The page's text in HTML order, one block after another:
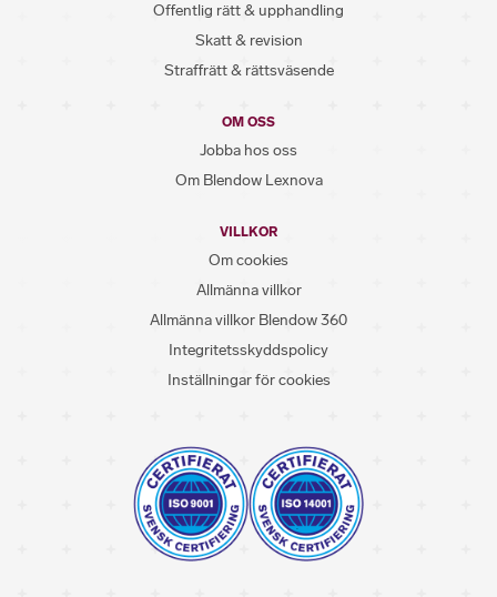
Offentlig rätt & upphandling
Skatt & revision
Straffrätt & rättsväsende
OM OSS
Jobba hos oss
Om Blendow Lexnova
VILLKOR
Om cookies
Allmänna villkor
Allmänna villkor Blendow 360
Integritetsskyddspolicy
Inställningar för cookies